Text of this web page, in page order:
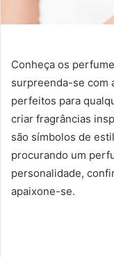
Conheça os
surpreenda-se com
perfeitos para
criar fragrâncias
são símbolos de
procurando um
personalidade,
apaixone-se.